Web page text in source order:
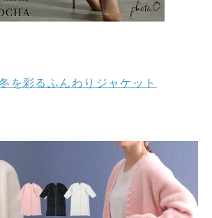
を彩るふんわりジャケット